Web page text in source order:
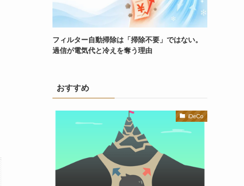
フィルター自動掃除は「掃除不要」ではない。
過信が電気代と冷えを奪う理由
おすすめ
iDeCo